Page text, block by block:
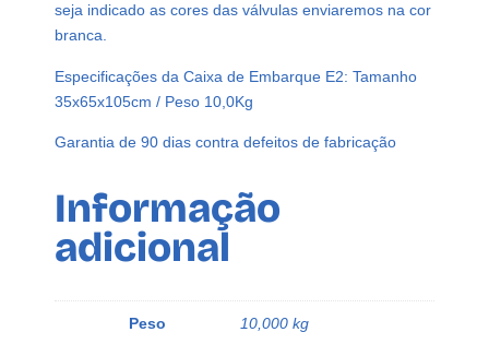
seja indicado as cores das válvulas enviaremos na cor
branca.
Especificações da Caixa de Embarque E2: Tamanho
35x65x105cm / Peso 10,0Kg
Garantia de 90 dias contra defeitos de fabricação
Informação
adicional
Peso 10,000 kg